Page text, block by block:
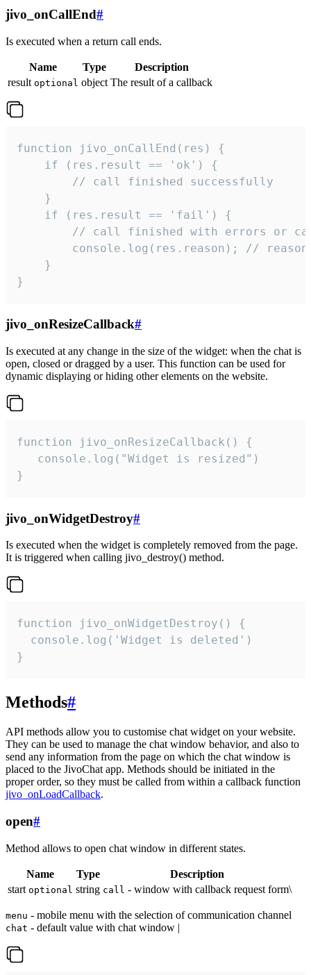
jivo_onCallEnd#
Is executed when a return call ends.
Name Type
Description
result optional object The result of a callback
function jivo_onCallEnd(res) {
    if (res.result == 'ok') {
        // call finished successfully
    }
    if (res.result == 'fail') {
// call finished with errors or
console.log(res.reason); //
    }
}
jivo_onResizeCallback#
Is executed at any change in the size of the widget: when the chat is
open, closed or dragged by a user. This function can be used for
dynamic displaying or hiding other elements on the website.
function jivo_onResizeCallback() {
   console.log("Widget is resized")
}
jivo_onWidgetDestroy#
Is executed when the widget is completely removed from the page.
It is triggered when calling jivo_destroy() method.
function jivo_onWidgetDestroy() {
  console.log('Widget is deleted')
}
Methods#
API methods allow you to customise chat widget on your website.
They can be used to manage the chat window behavior, and also to
send any information from the page on which the chat window is
placed to the JivoChat app. Methods should be initiated in the
proper order, so they must be called from within a callback function
jivo_onLoadCallback.
open#
Method allows to open chat window in different states.
Name Type
Description
start optional string call - window with callback request form\
menu - mobile menu with the selection of communication channel
chat - default value with chat window |